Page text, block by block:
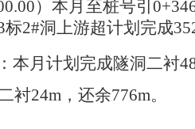
）本月至桩号引
2#洞上游超计划完成
本月计划完成隧洞二衬
衬24m，还余776m。